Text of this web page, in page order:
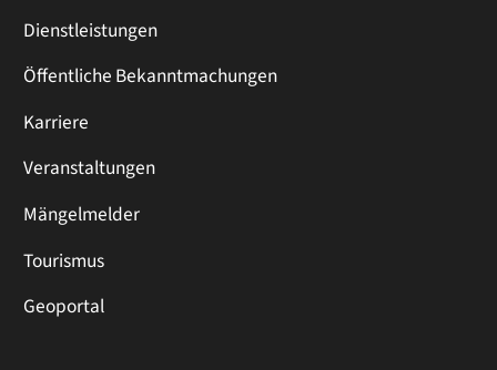
Dienstleistungen
Öffentliche Bekanntmachungen
Karriere
Veranstaltungen
Mängelmelder
Tourismus
Geoportal